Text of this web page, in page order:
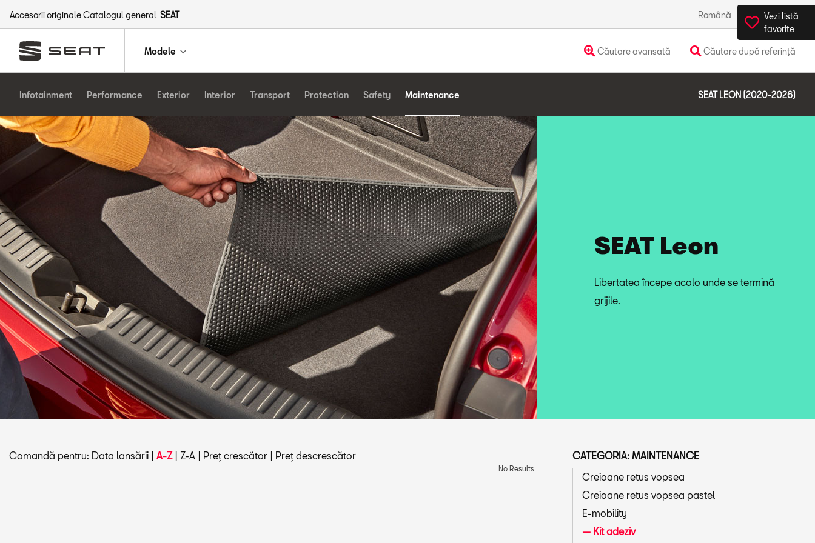
Accesorii originale Catalogul general SEAT Română România
Modele Căutare avansată Căutare după referință
Vezi listă
favorite
Infotainment Performance Exterior Interior Transport Protection Safety Maintenance SEAT LEON (2020-2026)
SEAT Leon
Libertatea începe acolo unde se termină
grijile.
Comandă pentru: Data lansării | A-Z| Z-A | Preț crescător | Preț descrescător
No Results
CATEGORIA: MAINTENANCE
Creioane retus vopsea
Creioane retus vopsea pastel
E-mobility
Kit adeziv